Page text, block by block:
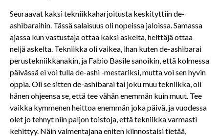
Seuraavat kaksi tekniikkaharjoitusta keskityttiin de-
ashibaraihin. Tässä salaisuus oli nopeissa jaloissa. Samassa
ajassa kun vastustaja ottaa kaksi askelta, heittäjä ottaa
neljä askelta. Tekniikka oli vaikea, ihan kuten de-ashibarai
perustekniikkanakin, ja Fabio Basile sanoikin, että kolmessa
päivässä ei voi tulla de-ashi -mestariksi, mutta voi sen hyvin
oppia. Oli se sitten de-ashibarai tai joku muu tekniikka, oli
hänen ohjeensa se, että tee vähän enemmän kuin muut. Tee
vaikka kymmenen heittoa enemmän joka päivä, ja vuodessa
olet jo tehnyt niin paljon toistoja, että tekniikka varmasti
kehittyy. Näin valmentajana eniten kiinnostaisi tietää,